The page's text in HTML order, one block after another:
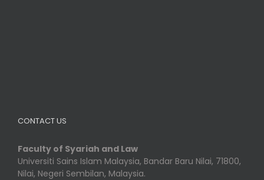
CONTACT US
Faculty of Syariah and Law
Universiti Sains Islam Malaysia, Bandar Baru Nilai, 71800,
Nilai, Negeri Sembilan, Malaysia.